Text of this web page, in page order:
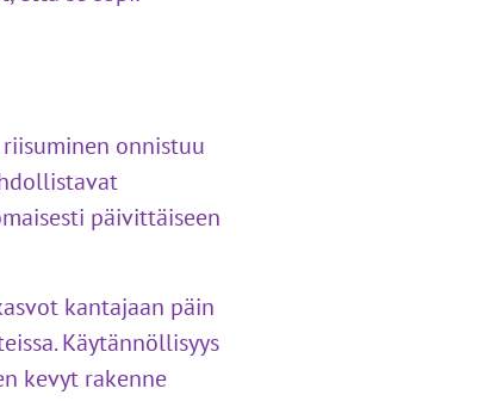
onnistuu
päivittäiseen
kantajaan päin
Käytännöllisyys
kevyt rakenne